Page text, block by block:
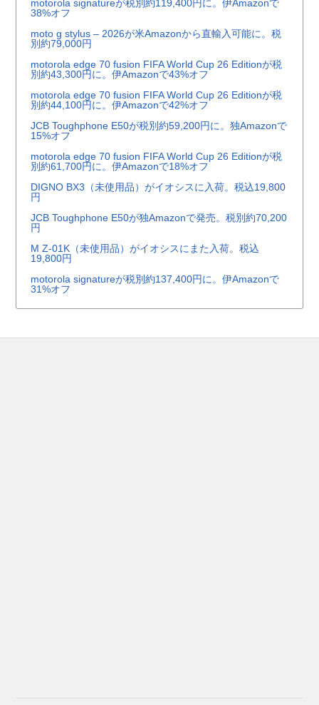
motorola signatureが税別約119,400円に。伊Amazonで
38%オフ
moto g stylus – 2026が米Amazonから直輸入可能に。税
別約79,000円
motorola edge 70 fusion FIFA World Cup 26 Editionが税
別約43,300円に。伊Amazonで43%オフ
motorola edge 70 fusion FIFA World Cup 26 Editionが税
別約44,100円に。伊Amazonで42%オフ
JCB Toughphone E50が税別約59,200円に。独Amazonで
15%オフ
motorola edge 70 fusion FIFA World Cup 26 Editionが税
別約61,700円に。伊Amazonで18%オフ
DIGNO BX3（未使用品）がイオシスに入荷。税込19,800
円
JCB Toughphone E50が独Amazonで発売。税別約70,200
円
M Z-01K（未使用品）がイオシスにまた入荷。税込
19,800円
motorola signatureが税別約137,400円に。伊Amazonで
31%オフ